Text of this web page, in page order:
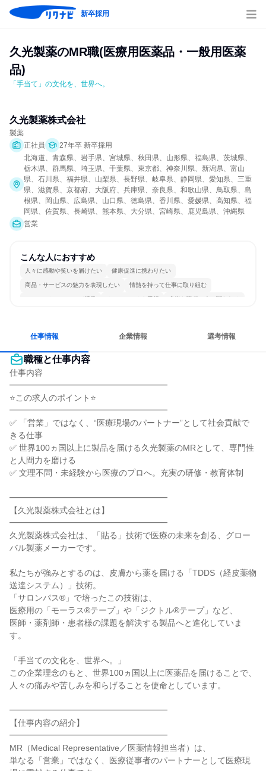
新卒採用
久光製薬のMR職(医療用医薬品・一般用医薬
品)
「手当て」の文化を、世界へ。
久光製薬株式会社
製薬
正社員
27年卒 新卒採用
北海道、青森県、岩手県、宮城県、秋田県、山形県、福島県、茨城県、
栃木県、群馬県、埼玉県、千葉県、東京都、神奈川県、新潟県、富山
県、石川県、福井県、山梨県、長野県、岐阜県、静岡県、愛知県、三重
県、滋賀県、京都府、大阪府、兵庫県、奈良県、和歌山県、鳥取県、島
根県、岡山県、広島県、山口県、徳島県、香川県、愛媛県、高知県、福
岡県、佐賀県、長崎県、熊本県、大分県、宮崎県、鹿児島県、沖縄県
営業
こんな人におすすめ
人々に感動や笑いを届けたい 健康促進に携わりたい
商品・サービスの魅力を表現したい 情熱を持って仕事に取り組む
コミュニケーションが活発 チームワークを重視 多様な職種の人と関われる
仕事情報 企業情報 選考情報
職種と仕事内容
仕事内容
━━━━━━━━━━━━━━━━━━━
⭐この求人のポイント⭐
━━━━━━━━━━━━━━━━━━━
✅ 「営業」ではなく、“医療現場のパートナー”として社会貢献で
きる仕事
✅ 世界100ヵ国以上に製品を届ける久光製薬のMRとして、専門性
と人間力を磨ける
✅ 文理不問・未経験から医療のプロへ。充実の研修・教育体制
━━━━━━━━━━━━━━━━━━━
【久光製薬株式会社とは】
━━━━━━━━━━━━━━━━━━━
久光製薬株式会社は、「貼る」技術で医療の未来を創る、グロー
バル製薬メーカーです。
私たちが強みとするのは、皮膚から薬を届ける「TDDS（経皮薬物
送達システム）」技術。
「サロンパス®」で培ったこの技術は、
医療用の「モーラス®テープ」や「ジクトル®テープ」など、
医師・薬剤師・患者様の課題を解決する製品へと進化していま
す。
「手当ての文化を、世界へ。」
この企業理念のもと、世界100ヵ国以上に医薬品を届けることで、
人々の痛みや苦しみを和らげることを使命としています。
━━━━━━━━━━━━━━━━━━━
【仕事内容の紹介】
━━━━━━━━━━━━━━━━━━━
MR（Medical Representative／医薬情報担当者）は、
単なる「営業」ではなく、医療従事者のパートナーとして医療現